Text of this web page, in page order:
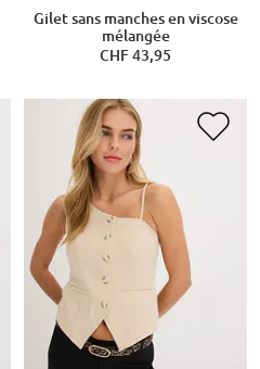
Gilet sans manches en viscose
mélangée
CHF 43,95